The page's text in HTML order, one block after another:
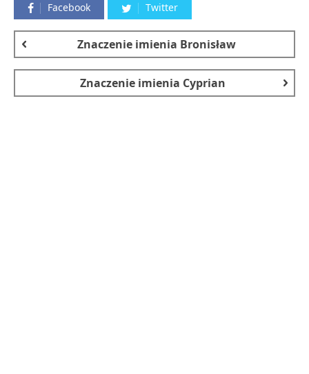
Facebook Twitter
Znaczenie imienia Bronisław
Znaczenie imienia Cyprian